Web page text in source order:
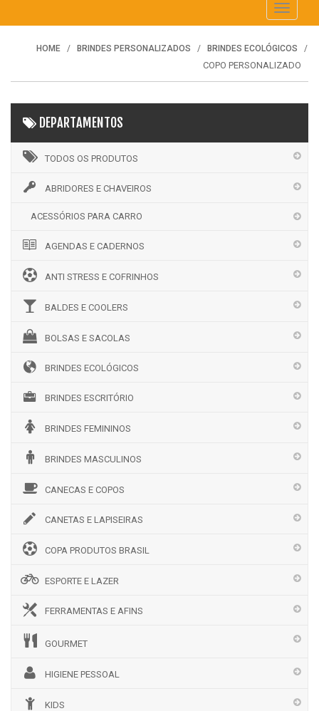
Toggle
HOME BRINDES PERSONALIZADOS BRINDES ECOLÓGICOS
COPO PERSONALIZADO
DEPARTAMENTOS
TODOS OS PRODUTOS
ABRIDORES E CHAVEIROS
ACESSÓRIOS PARA CARRO
AGENDAS E CADERNOS
ANTI STRESS E COFRINHOS
BALDES E COOLERS
BOLSAS E SACOLAS
BRINDES ECOLÓGICOS
BRINDES ESCRITÓRIO
BRINDES FEMININOS
BRINDES MASCULINOS
CANECAS E COPOS
CANETAS E LAPISEIRAS
COPA PRODUTOS BRASIL
ESPORTE E LAZER
FERRAMENTAS E AFINS
GOURMET
HIGIENE PESSOAL
KIDS